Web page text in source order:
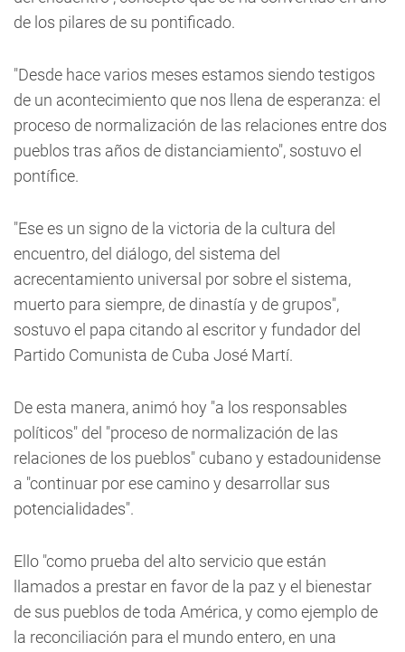
de los pilares de su pontificado.
"Desde hace varios meses estamos siendo testigos
de un acontecimiento que nos llena de esperanza: el
proceso de normalización de las relaciones entre dos
pueblos tras años de distanciamiento", sostuvo el
pontífice.
"Ese es un signo de la victoria de la cultura del
encuentro, del diálogo, del sistema del
acrecentamiento universal por sobre el sistema,
muerto para siempre, de dinastía y de grupos",
sostuvo el papa citando al escritor y fundador del
Partido Comunista de Cuba José Martí.
De esta manera, animó hoy "a los responsables
políticos" del "proceso de normalización de las
relaciones de los pueblos" cubano y estadounidense
a "continuar por ese camino y desarrollar sus
potencialidades".
Ello "como prueba del alto servicio que están
llamados a prestar en favor de la paz y el bienestar
de sus pueblos de toda América, y como ejemplo de
la reconciliación para el mundo entero, en una